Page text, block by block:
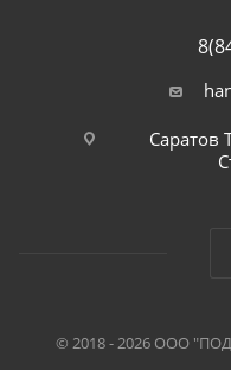
Саратов
© 2018 - 2026 ООО